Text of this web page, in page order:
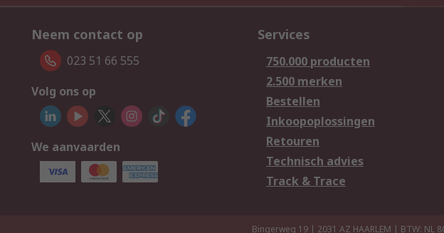
Neem contact op
023 51 66 555
Volg ons op
We aanvaarden
Services
750.000 producten
2.500 merken
Bestellen
Inkoopoplossingen
Retouren
Technisch advies
Track & Trace
Bingerweg 19 | 2031 AZ HAARLEM | BTW: NL